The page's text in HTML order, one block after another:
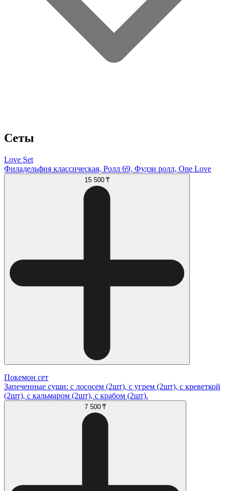
Сеты
Love Set
Филадельфия классическая, Ролл 69, Фудзи ролл, One Love
15 500 ₸
Покемон сет
Запеченные суши: с лососем (2шт), с угрем (2шт), с креветкой
(2шт), с кальмаром (2шт), с крабом (2шт).
7 500 ₸